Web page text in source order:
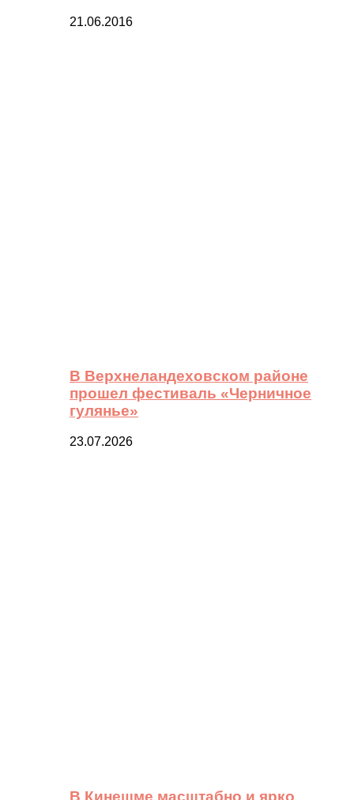
21.06.2016
В Верхнеландеховском районе
прошел фестиваль «Черничное
гулянье»
23.07.2026
В Кинешме масштабно и ярко